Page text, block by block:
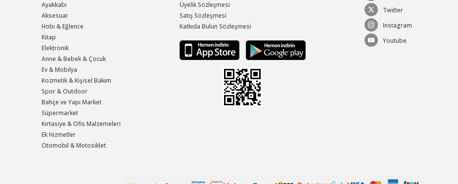
Ayakkabı
Aksesuar
Hobi & Eğlence
Kitap
Elektronik
Anne & Bebek & Çocuk
Ev & Mobilya
Kozmetik & Kişisel Bakım
Spor & Outdoor
Bahçe ve Yapı Market
Süpermarket
Kırtasiye & Ofis Malzemeleri
Ek Hizmetler
Otomobil & Motosiklet
Üyelik Sözleşmesi
Satış Sözleşmesi
Katkıda Bulun Sözleşmesi
Twitter
Instagram
Youtube